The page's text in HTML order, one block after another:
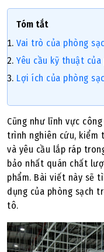
Tóm tắt
Vai trò của phòng
Yêu cầu kỹ thuật của
Lợi ích của phòng
Cũng như lĩnh vực
trình nghiên cứu, kiểm
và yêu cầu lắp ráp
bảo nhất quán chất
phẩm. Bài viết này sẽ
dụng của phòng sạch
tô.